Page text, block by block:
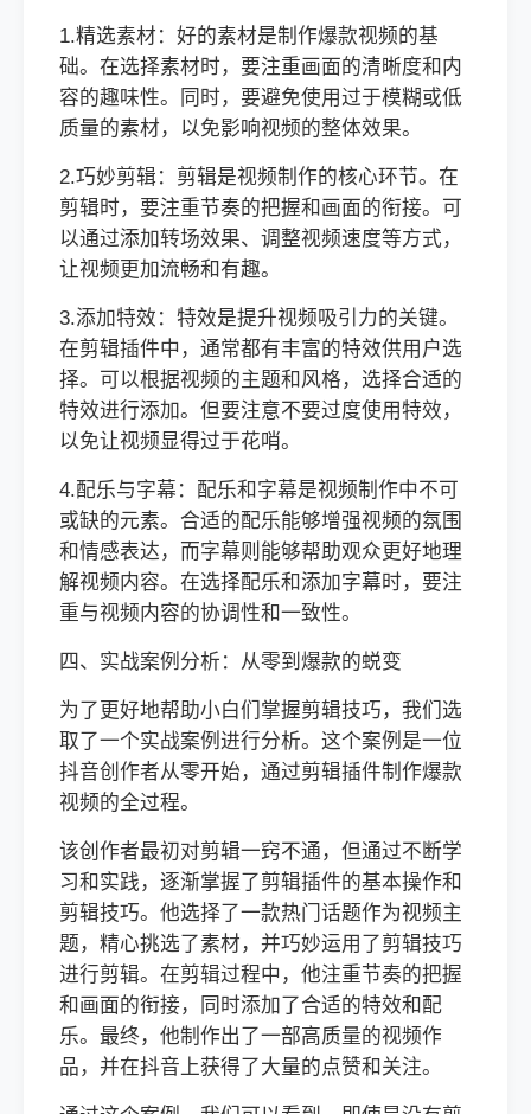
1.精选素材：好的素材是制作爆款视频的基
础。在选择素材时，要注重画面的清晰度和内
容的趣味性。同时，要避免使用过于模糊或低
质量的素材，以免影响视频的整体效果。
2.巧妙剪辑：剪辑是视频制作的核心环节。在
剪辑时，要注重节奏的把握和画面的衔接。可
以通过添加转场效果、调整视频速度等方式，
让视频更加流畅和有趣。
3.添加特效：特效是提升视频吸引力的关键。
在剪辑插件中，通常都有丰富的特效供用户选
择。可以根据视频的主题和风格，选择合适的
特效进行添加。但要注意不要过度使用特效，
以免让视频显得过于花哨。
4.配乐与字幕：配乐和字幕是视频制作中不可
或缺的元素。合适的配乐能够增强视频的氛围
和情感表达，而字幕则能够帮助观众更好地理
解视频内容。在选择配乐和添加字幕时，要注
重与视频内容的协调性和一致性。
四、实战案例分析：从零到爆款的蜕变
为了更好地帮助小白们掌握剪辑技巧，我们选
取了一个实战案例进行分析。这个案例是一位
抖音创作者从零开始，通过剪辑插件制作爆款
视频的全过程。
该创作者最初对剪辑一窍不通，但通过不断学
习和实践，逐渐掌握了剪辑插件的基本操作和
剪辑技巧。他选择了一款热门话题作为视频主
题，精心挑选了素材，并巧妙运用了剪辑技巧
进行剪辑。在剪辑过程中，他注重节奏的把握
和画面的衔接，同时添加了合适的特效和配
乐。最终，他制作出了一部高质量的视频作
品，并在抖音上获得了大量的点赞和关注。